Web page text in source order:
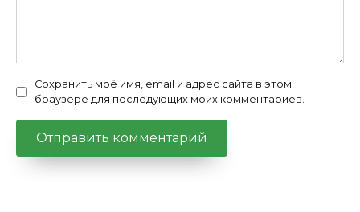
Сохранить моё имя, email и адрес сайта в этом
браузере для последующих моих комментариев.